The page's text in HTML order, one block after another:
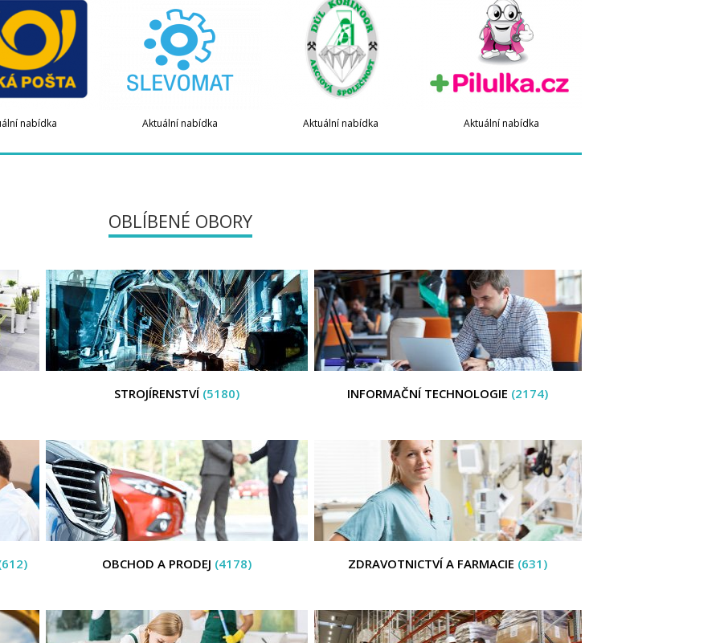
nabídka Aktuální nabídka Aktuální nabídka Aktuální nabídka
OBLÍBENÉ OBORY
STROJÍRENSTVÍ (5180) INFORMAČNÍ TECHNOLOGIE (2174)
OBCHOD A PRODEJ (4178) ZDRAVOTNICTVÍ A FARMACIE (631)